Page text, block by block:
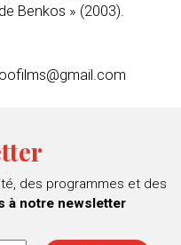
Benkos » (2003).
des programmes et des
à notre newsletter